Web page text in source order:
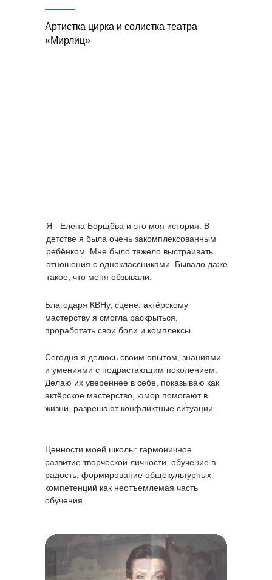
Артистка цирка и солистка театра
«Мирлиц»
Я - Елена Борщёва и это моя история. В
детстве я была очень закомплексованным
ребёнком. Мне было тяжело выстраивать
отношения с одноклассниками. Бывало даже
такое, что меня обзывали.
Благодаря КВНу, сцене, актёрскому
мастерству я смогла раскрыться,
проработать свои боли и комплексы.
Сегодня я делюсь своим опытом, знаниями
и умениями с подрастающим поколением.
Делаю их увереннее в себе, показываю как
актёрское мастерство, юмор помогают в
жизни, разрешают конфликтные ситуации.
Ценности моей школы: гармоничное
развитие творческой личности, обучение в
радость, формирование общекультурных
компетенций как неотъемлемая часть
обучения.